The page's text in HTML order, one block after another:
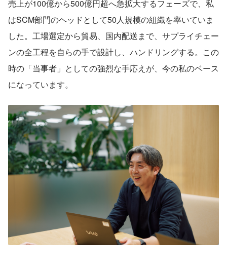
売上が100億から500億円超へ急拡大するフェーズで、私
はSCM部門のヘッドとして50人規模の組織を率いていま
した。工場選定から貿易、国内配送まで、サプライチェー
ンの全工程を自らの手で設計し、ハンドリングする。この
時の「当事者」としての強烈な手応えが、今の私のベース
になっています。